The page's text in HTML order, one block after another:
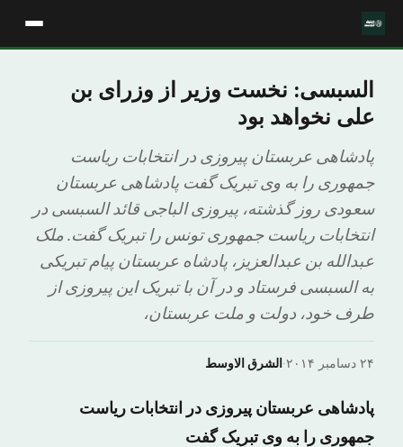
السبسی: نخست وزیر از وزرای بن
علی نخواهد بود
پادشاهی عربستان پیروزی در انتخابات ریاست
جمهوری را به وی تبریک گفت پادشاهی عربستان
سعودی روز گذشته، پیروزی الباجی قائد السبسی در
انتخابات ریاست جمهوری تونس را تبریک گفت. ملک
عبدالله بن عبدالعزیز، پادشاه عربستان پیام تبریکی
به السبسی فرستاد و در آن با تبریک این پیروزی از
طرف خود، دولت و ملت عربستان،
الشرق الاوسط· ۲۴ دسامبر ۲۰۱۴
پادشاهی عربستان پیروزی در انتخابات ریاست
جمهوری را به وی تبریک گفت